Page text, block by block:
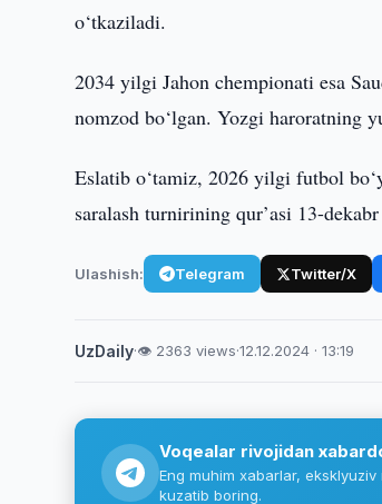
o‘tkaziladi.
2034 yilgi Jahon chempionati esa
nomzod bo‘lgan. Yozgi haroratning
Eslatib o‘tamiz, 2026 yilgi futbol
saralash turnirining qur’asi 13-
Ulashish: Telegram Twitter/X
UzDaily·👁 2363 views·12.12.2024 · 13:19
Voqealar rivojidan
Eng muhim xabarlar,
kuzatib boring.